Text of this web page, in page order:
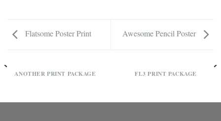
Flatsome Poster Print Awesome Pencil Poster
ANOTHER PRINT PACKAGE FL3 PRINT PACKAGE